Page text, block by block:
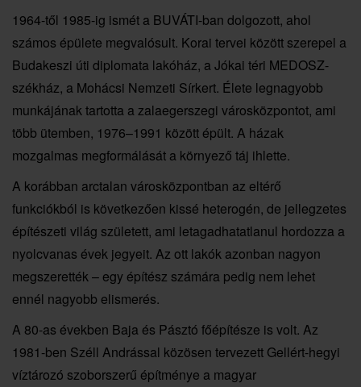
1964-től 1985-ig ismét a BUVÁTI-ban dolgozott, ahol
számos épülete megvalósult. Korai tervei között szerepel a
Budakeszi úti diplomata lakóház, a Jókai téri MEDOSZ-
székház, a Mohácsi Nemzeti Sírkert. Élete legnagyobb
munkájának tartotta a zalaegerszegi városközpontot, ami
több ütemben, 1976–1991 között épült. A házak
mozgalmas megformálását a környező táj ihlette.
A korábban arctalan városközpontban az eltérő
funkciókból is következően kissé heterogén, de jellegzetes
építészeti világ született, ami letagadhatatlanul hordozza a
nyolcvanas évek jegyeit. Az ott lakók azonban nagyon
megszerették – egy építész számára pedig nem lehet
ennél nagyobb elismerés.
A 80-as években Baja és Pásztó főépítésze is volt. Az
1981-ben Széll Andrással közösen tervezett Gellért-hegyi
víztározó szoborszerű építménye a magyar